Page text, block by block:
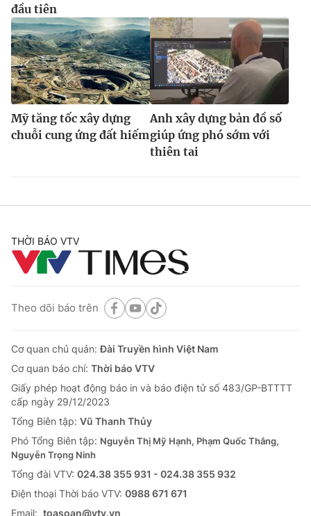
đầu tiên
Mỹ tăng tốc xây dựng
chuỗi cung ứng đất hiếm
Anh xây dựng bản đồ số
giúp ứng phó sớm với
thiên tai
THỜI BÁO VTV
Theo dõi báo trên
Cơ quan chủ quản:Đài Truyền hình Việt Nam
Cơ quan báo chí: Thời báo VTV
Giấy phép hoạt động báo in và báo điện tử số 483/GP-BTTTT
cấp ngày 29/12/2023
Tổng Biên tập: Vũ Thanh Thủy
Phó Tổng Biên tập: Nguyễn Thị Mỹ Hạnh, Phạm Quốc Thắng,
Nguyễn Trọng Ninh
Tổng đài VTV: 024.38 355 931 - 024.38 355 932
Ðiện thoại Thời báo VTV: 0988 671 671
Email: toasoan@vtv.vn